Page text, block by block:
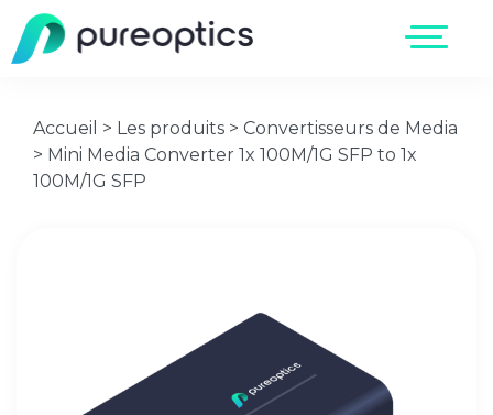
Accueil > Les produits > Convertisseurs de Media
> Mini Media Converter 1x 100M/1G SFP to 1x
100M/1G SFP